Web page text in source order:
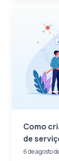
Como
de
6 de agosto